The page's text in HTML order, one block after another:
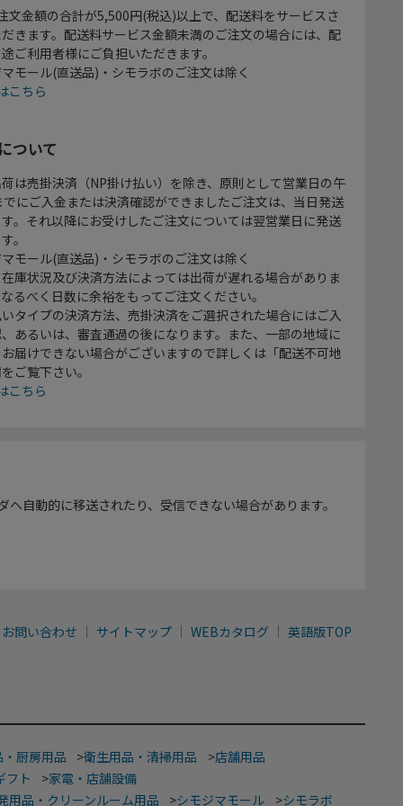
文金額の合計が5,500円(税込)以上で、配送料をサービスさ
きます。配送料サービス金額未満のご注文の場合には、配
ご利用者様にご負担いただきます。
モール(直送品)・シモラボのご注文は除く
こちら
ついて
は売掛決済（NP掛け払い）を除き、原則として営業日の午
にご入金または決済確認ができましたご注文は、当日発送
。それ以降にお受けしたご注文については翌営業日に発送
。
モール(直送品)・シモラボのご注文は除く
庫状況及び決済方法によっては出荷が遅れる場合がありま
るべく日数に余裕をもってご注文ください。
タイプの決済方法、売掛決済をご選択された場合にはご入
あるいは、審査通過の後になります。また、一部の地域に
届けできない場合がございますので詳しくは「配送不可地
ご覧下さい。
こちら
自動的に移送されたり、受信できない場合があります。
お問い合わせ サイトマップ WEBカタログ 英語版TOP
厨房用品 >衛生用品・清掃用品 >店舗用品
フト
>家電・店舗設備
用品・クリーンルーム用品
>シモジマモール >シモラボ